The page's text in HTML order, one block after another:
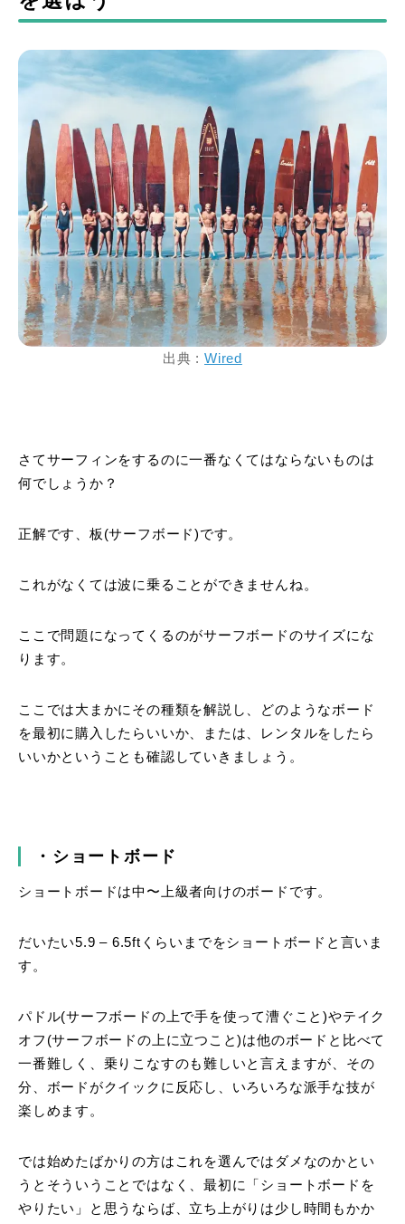
出典 : Wired
さてサーフィンをするのに一番なくてはならないものは
何でしょうか？
正解です、板(サーフボード)です。
これがなくては波に乗ることができませんね。
ここで問題になってくるのがサーフボードのサイズにな
ります。
ここでは大まかにその種類を解説し、どのようなボード
を最初に購入したらいいか、または、レンタルをしたら
いいかということも確認していきましょう。
・ショートボード
ショートボードは中〜上級者向けのボードです。
だいたい5.9 – 6.5ftくらいまでをショートボードと言いま
す。
パドル(サーフボードの上で手を使って漕ぐこと)やテイク
オフ(サーフボードの上に立つこと)は他のボードと比べて
一番難しく、乗りこなすのも難しいと言えますが、その
分、ボードがクイックに反応し、いろいろな派手な技が
楽しめます。
では始めたばかりの方はこれを選んではダメなのかとい
うとそういうことではなく、最初に「ショートボードを
やりたい」と思うならば、立ち上がりは少し時間もかか